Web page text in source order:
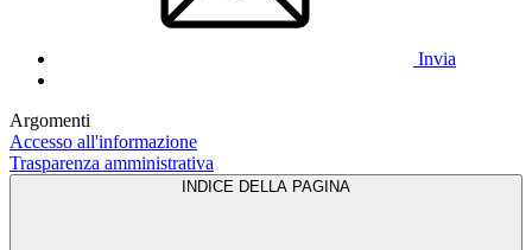
Invia
Argomenti
Accesso all'informazione
Trasparenza amministrativa
INDICE DELLA PAGINA